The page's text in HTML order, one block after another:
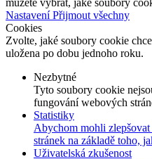
můžete vybrat, jaké soubory
NastaveníPřijmout všechny
Cookies
Zvolte, jaké soubory cookie
uložena po dobu jednoho roku.
Nezbytné
Tyto soubory cookie
fungování webových
Statistiky
Abychom mohli
stránek na základě toho,
Uživatelská zkušenost